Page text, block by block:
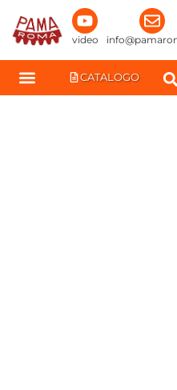
contenuto
video
CATALOGO